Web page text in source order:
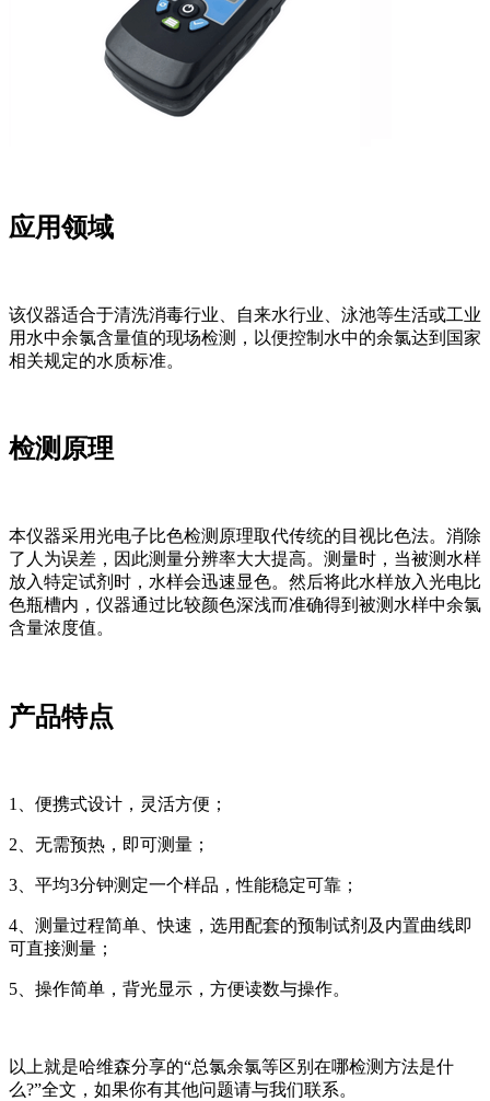
应用领域
该仪器适合于清洗消毒行业、自来水行业、泳池等生活或工业
用水中余氯含量值的现场检测，以便控制水中的余氯达到国家
相关规定的水质标准。
检测原理
本仪器采用光电子比色检测原理取代传统的目视比色法。消除
了人为误差，因此测量分辨率大大提高。测量时，当被测水样
放入特定试剂时，水样会迅速显色。然后将此水样放入光电比
色瓶槽内，仪器通过比较颜色深浅而准确得到被测水样中余氯
含量浓度值。
产品特点
1、便携式设计，灵活方便；
2、无需预热，即可测量；
3、平均3分钟测定一个样品，性能稳定可靠；
4、测量过程简单、快速，选用配套的预制试剂及内置曲线即
可直接测量；
5、操作简单，背光显示，方便读数与操作。
以上就是哈维森分享的“总氯余氯等区别在哪检测方法是什
么?”全文，如果你有其他问题请与我们联系。